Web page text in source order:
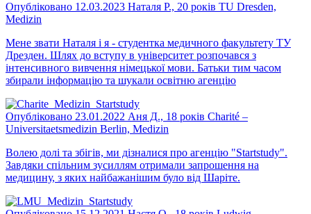
Опубліковано 12.03.2023 Наталя Р., 20 років TU Dresden,
Medizin
Мене звати Наталя і я - студентка медичного факультету ТУ
Дрезден. Шлях до вступу в університет розпочався з
інтенсивного вивчення німецької мови. Батьки тим часом
збирали інформацію та шукали освітню агенцію
Опубліковано 23.01.2022 Аня Д., 18 років Charité –
Universitaetsmedizin Berlin, Medizin
Волею долі та збігів, ми дізналися про агенцію "Startstudy".
Завдяки спільним зусиллям отримали запрошення на
медицину, з яких найбажанішим було від Шаріте.